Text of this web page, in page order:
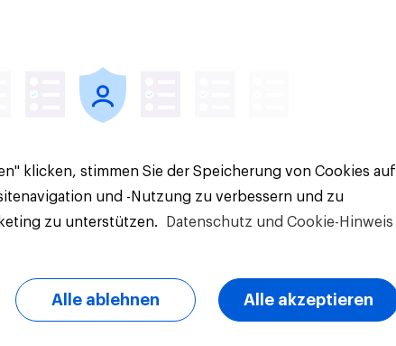
klicken, stimmen Sie der Speicherung von Cookies auf
und -Nutzung zu verbessern und zu
zu unterstützen.
Datenschutz und Cookie-Hinweis
Alle ablehnen Alle akzeptieren